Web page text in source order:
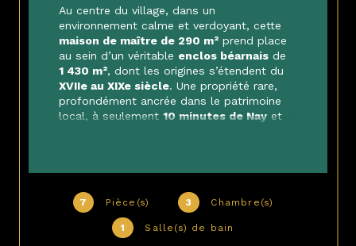
7 Pièce(s) 3 Chambre(s)
1 Salle(s) de bain
Au centre du village, dans un
environnement calme et verdoyant, cette
maison de maître de 290 m² prend place
au sein d’un véritable enclos béarnais de
1 430 m², dont les origines s’étendent du
XVIIe au XIXe siècle. Une propriété rare,
profondément ancrée dans le patrimoine
local, à seulement 10 minutes de Nay et
Dès l’entrée, le charme opère : portail
marbre d’Arudy, murs de galets, poutres
cœur de chêne de plus de 200 ans
volumes généreux et atmosphère